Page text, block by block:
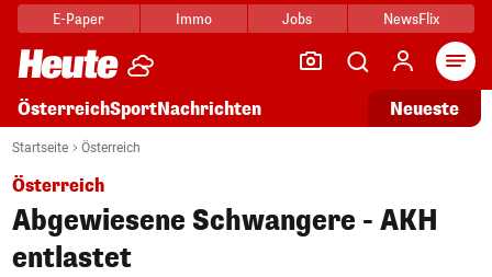
E-Paper Immo Jobs NewsFlix
ÖsterreichSportNachrichten Neueste
Startseite Österreich
Österreich
Abgewiesene Schwangere - AKH
entlastet